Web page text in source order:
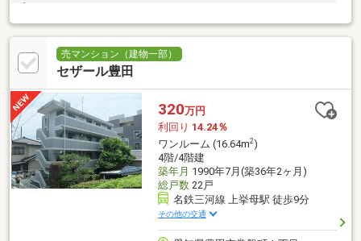
実！
売マンション（建物一部）
セザール豊田
320万円
利回り 14.24％
ワンルーム (16.64m2)
4階/4階建
築年月 1990年7月(築36年2ヶ月)
総戸数22戸
名鉄三河線 上挙母駅 徒歩9分
その他の交通